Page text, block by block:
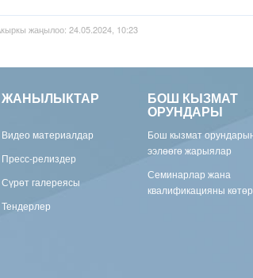
жаңылоо: 24.05.2024, 10:23
ЖАНЫЛЫКТАР
Видео материалдар
Пресс-релиздер
Сүрөт галереясы
Тендерлер
БОШ КЫЗМАТ
ОРУНДАРЫ
Бош кызмат
ээлөөгө жарыялар
Семинарлар жана
квалификацияны